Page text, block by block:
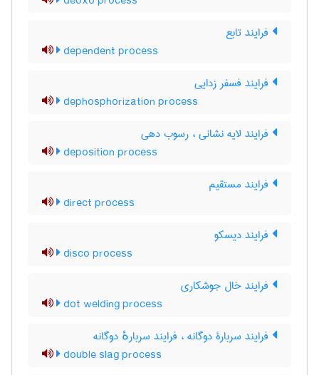
فرایند تابع
dependent process
فرایند فسفر زدایی
dephosphorization process
فرایند لایه نشانی ، رسوب دهی
deposition process
فرایند مستقیم
direct process
فرایند دیسکو
disco process
فرایند خال جوشکاری
dot welding process
فرایند سربارۀ دوگانه ، فرایند سربارهٔ دوگانه
double slag process